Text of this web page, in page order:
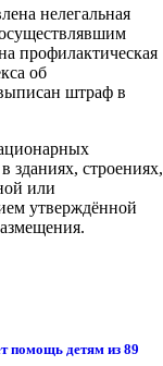
нелегальная
профилактическая
об
штраф в
зданиях, строениях,
или
утверждённой
помощь детям из 89